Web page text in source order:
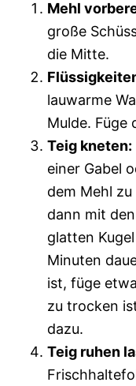
Mehl
große
die Mitte.
lauwarme
Mulde. Füge
Teig kneten:
einer Gabel
dem Mehl
dann mit
glatten
Minuten
ist, füge
zu trocken
dazu.
Teig ruhen